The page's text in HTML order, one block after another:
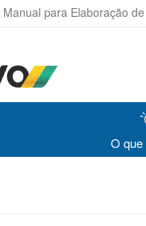
Manual para Elaboração
O